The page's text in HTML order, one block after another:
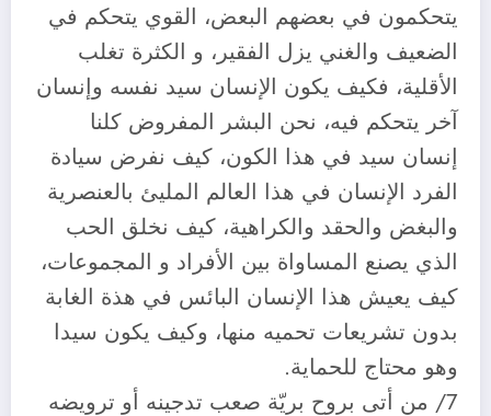
يتحكمون في بعضهم البعض، القوي يتحكم في
الضعيف والغني يزل الفقير، و الكثرة تغلب
الأقلية، فكيف يكون الإنسان سيد نفسه وإنسان
آخر يتحكم فيه، نحن البشر المفروض كلنا
إنسان سيد في هذا الكون، كيف نفرض سيادة
الفرد الإنسان في هذا العالم المليئ بالعنصرية
والبغض والحقد والكراهية، كيف نخلق الحب
الذي يصنع المساواة بين الأفراد و المجموعات،
كيف يعيش هذا الإنسان البائس في هذة الغابة
بدون تشريعات تحميه منها، وكيف يكون سيدا
وهو محتاج للحماية.
7/ من أتى بروح بريّة صعب تدجينه أو ترويضه